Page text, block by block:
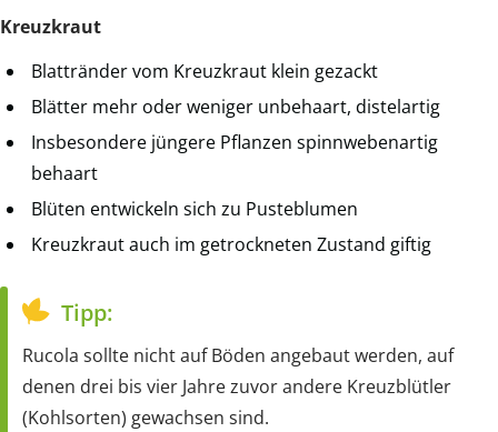
Kreuzkraut
Blattränder vom Kreuzkraut klein gezackt
Blätter mehr oder weniger unbehaart, distelartig
Insbesondere jüngere Pflanzen spinnwebenartig
behaart
Blüten entwickeln sich zu Pusteblumen
Kreuzkraut auch im getrockneten Zustand giftig
Tipp:
Rucola sollte nicht auf Böden angebaut werden, auf
denen drei bis vier Jahre zuvor andere Kreuzblütler
(Kohlsorten) gewachsen sind.